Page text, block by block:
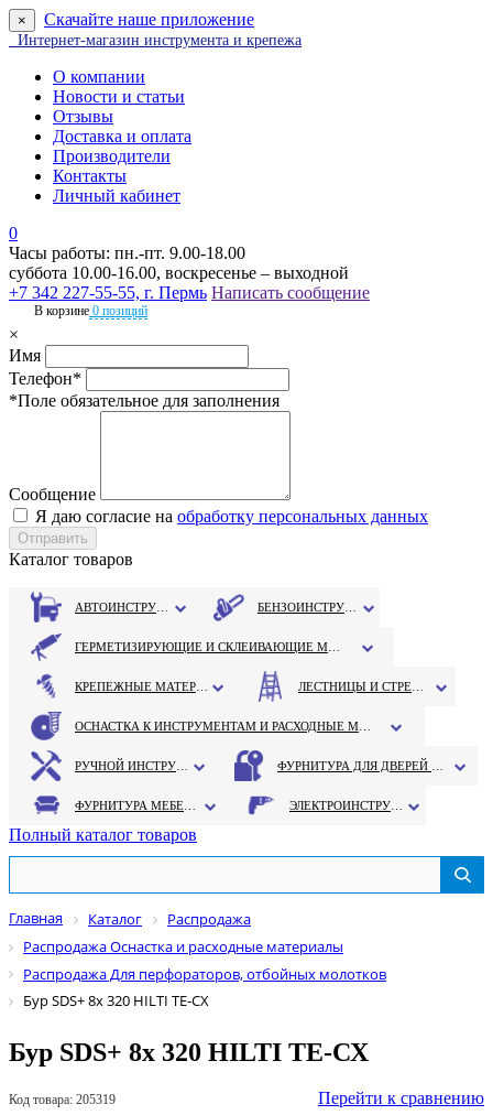
× Скачайте наше приложение
Интернет-магазин инструмента и крепежа
О компании
Новости и статьи
Отзывы
Доставка и оплата
Производители
Контакты
Личный кабинет
0
Часы работы: пн.-пт. 9.00-18.00
суббота 10.00-16.00, воскресенье – выходной
+7 342 227-55-55, г. Пермь Написать сообщение
В корзине 0 позиций
×
Имя
Телефон*
*Поле обязательное для заполнения
Сообщение
Я даю согласие на обработку персональных данных
Каталог товаров
Полный каталог товаров
Главная Каталог
Распродажа
Распродажа Оснастка и расходные материалы
Распродажа Для перфораторов, отбойных молотков
Бур SDS+ 8х 320 HILTI ТЕ-СХ
Бур SDS+ 8х 320 HILTI ТЕ-СХ
Код товара: 205319 Перейти к сравнению